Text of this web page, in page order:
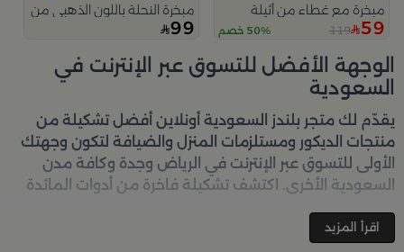
مبخرة مع غطاء من أثيلة
59
119 50% خصم
مبخرة النحلة باللون الذهبي من امارا
99
الوجهة الأفضل للتسوق عبر الإنترنت في
السعودية
يقدّم لك متجر بلندز السعودية أونلاين أفضل تشكيلة من
منتجات الديكور ومستلزمات المنزل والضيافة لتكون وجهتك
الأولى للتسوق عبر الإنترنت في الرياض وجدة وكافة مدن
السعودية الأخرى. اكتشف تشكيلة فاخرة من أدوات المائدة
جمالية على كل زاوية في منزلك – كل ذلك وأكثر في مكان
اقرأ المزيد